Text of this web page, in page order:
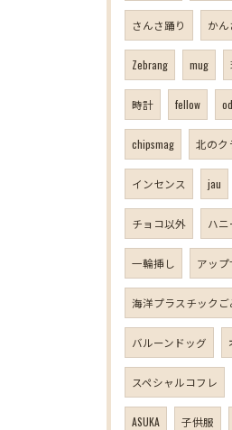
さんさ踊り かん
Zebrang mug
時計 fellow
chipsmag 北のク
インセンス jau
チョコ以外 ハ
一輪挿し アッ
海洋プラスチックご
バルーンドッグ
スペシャルコフレ
ASUKA 子供服